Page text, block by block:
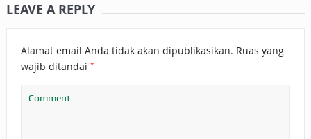
LEAVE A REPLY
Alamat email Anda tidak akan dipublikasikan. Ruas yang
wajib ditandai *